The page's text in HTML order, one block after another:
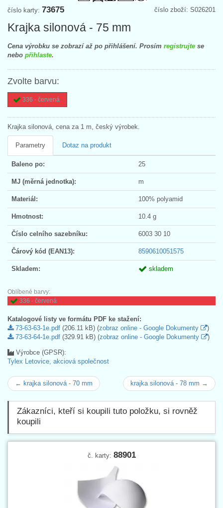
číslo zboží: S026201
číslo karty: 73675
Krajka silonová - 75 mm
Cena výrobku se zobrazí až po přihlášení. Prosím registrujte se
nebo přihlaste.
Zvolte barvu:
336 - červená
Krajka silonová, cena za 1 m, český výrobek.
Parametry Dotaz na produkt
Baleno po: 25
MJ (měrná jednotka): m
Materiál: 100% polyamid
Hmotnost: 10.4 g
Číslo celního sazebníku: 6003 30 10
Čárový kód (EAN13): 8590610051575
Skladem: skladem
Oblíbené barvy:
336 - červená
Katalogové listy ve formátu PDF ke stažení:
73-63-63-1e.pdf (206.11 kB) (zobraz online - Google Dokumenty
)
73-63-64-1e.pdf (329.91 kB) (zobraz online - Google Dokumenty )
Výrobce (GPSR):
Tylex Letovice, akciová společnost
← krajka silonová - 70 mm krajka silonová - 78 mm →
Zákazníci, kteří si koupili tuto položku, si rovněž
koupili
č. karty: 88901